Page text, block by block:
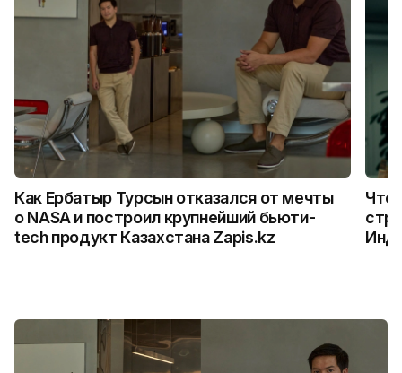
Как Ербатыр Турсын отказался от мечты
о NASA и построил крупнейший бьюти-
tech продукт Казахстана Zapis.kz
Что